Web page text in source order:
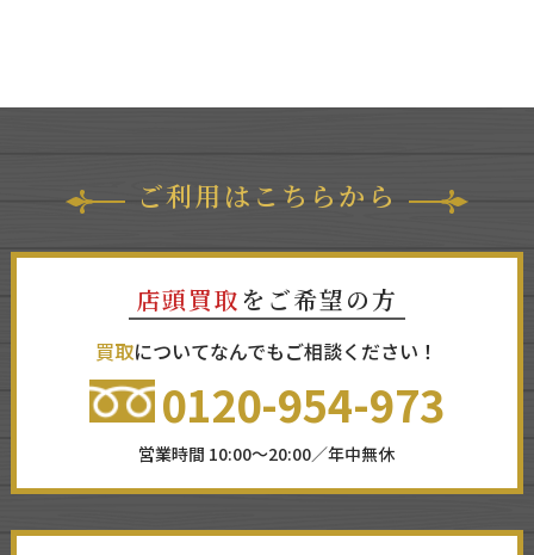
ご利用はこちらから
店頭買取 をご希望の方
買取についてなんでもご相談ください！
0120-954-973
営業時間 10:00～20:00／年中無休